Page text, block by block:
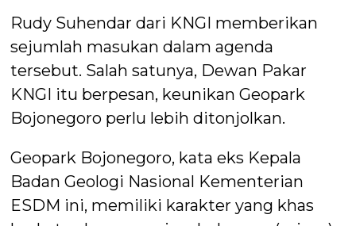
Rudy Suhendar dari KNGI memberikan
sejumlah masukan dalam agenda
tersebut. Salah satunya, Dewan Pakar
KNGI itu berpesan, keunikan Geopark
Bojonegoro perlu lebih ditonjolkan.
Geopark Bojonegoro, kata eks Kepala
Badan Geologi Nasional Kementerian
ESDM ini, memiliki karakter yang khas